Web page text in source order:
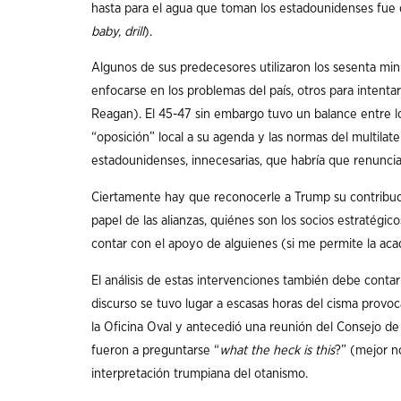
hasta para el agua que toman los estadounidenses
baby, drill).
Algunos de sus predecesores utilizaron los sesenta
enfocarse en los problemas del país, otros para
Reagan). El 45-47 sin embargo tuvo un balance
“oposición” local a su agenda y las normas del
estadounidenses, innecesarias, que habría que
Ciertamente hay que reconocerle a Trump su
papel de las alianzas, quiénes son los socios
contar con el apoyo de alguienes (si me permite la
El análisis de estas intervenciones también debe
discurso se tuvo lugar a escasas horas del cisma
la Oficina Oval y antecedió una reunión del Consejo
fueron a preguntarse “what the heck is this?” (mejor
interpretación trumpiana del otanismo.